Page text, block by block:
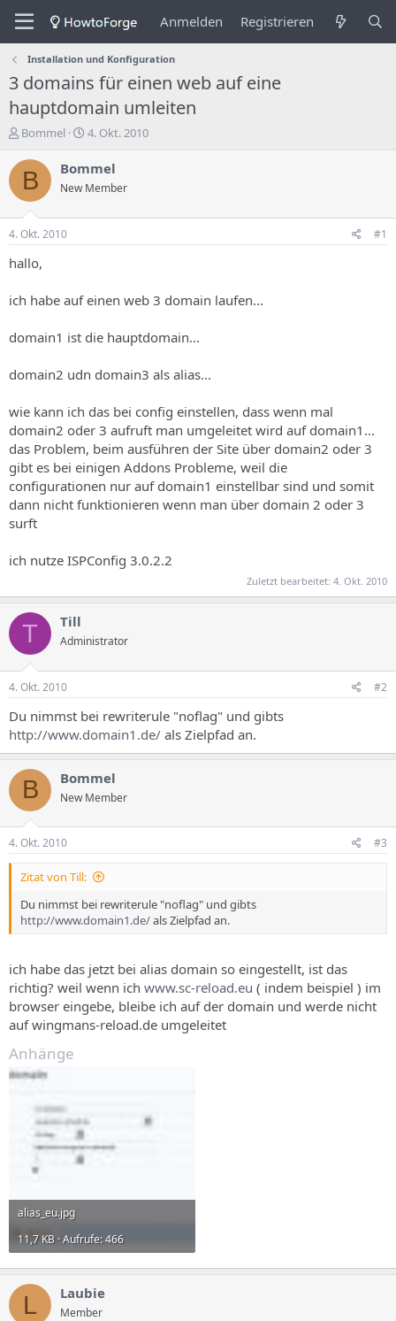
Anmelden Registrieren
Installation und Konfiguration
3 domains für einen web auf eine
hauptdomain umleiten
E
s
e
l
e
r
s
h
m
Bommel
E
s
e
d
t
m
4. Okt. 2010
B Bommel
New Member
4. Okt. 2010 #1
hallo,
ich habe auf einen web 3 domain laufen...
domain1 ist die hauptdomain...
domain2 udn domain3 als alias...
wie kann ich das bei config einstellen, dass wenn mal
domain2 oder 3 aufruft man umgeleitet wird auf domain1...
das Problem, beim ausführen der Site über domain2 oder 3
gibt es bei einigen Addons Probleme, weil die
configurationen nur auf domain1 einstellbar sind und somit
dann nicht funktionieren wenn man über domain 2 oder 3
surft
ich nutze ISPConfig 3.0.2.2
Zuletzt bearbeitet: 4. Okt. 2010
T Till
Administrator
4. Okt. 2010 #2
Du nimmst bei rewriterule "noflag" und gibts
http://www.domain1.de/ als Zielpfad an.
B Bommel
New Member
4. Okt. 2010 #3
Zitat von Till:
Du nimmst bei rewriterule "noflag" und gibts
http://www.domain1.de/als Zielpfad an.
ich habe das jetzt bei alias domain so eingestellt, ist das
richtig? weil wenn ich www.sc-reload.eu ( indem beispiel ) im
browser eingebe, bleibe ich auf der domain und werde nicht
auf wingmans-reload.de umgeleitet
Anhänge
alias_eu.jpg
11,7 KB · Aufrufe: 466
L Laubie
Member